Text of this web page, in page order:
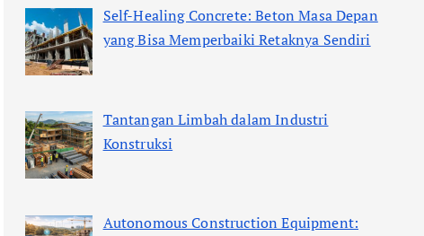
Self-Healing Concrete: Beton Masa Depan
yang Bisa Memperbaiki Retaknya Sendiri
Tantangan Limbah dalam Industri
Konstruksi
Autonomous Construction Equipment: